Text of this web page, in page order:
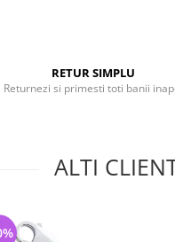
RETUR SIMPLU
Returnezi si primesti toti banii
ALTI